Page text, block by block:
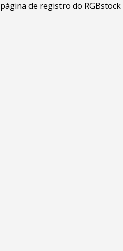
de registro do RGBstock